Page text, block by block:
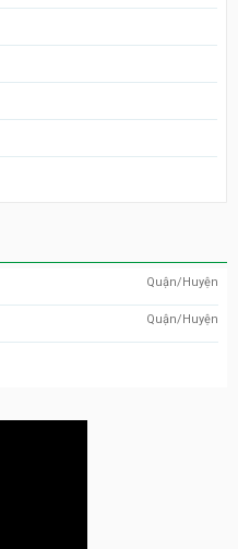
Quận/Huyện
Quận/Huyện